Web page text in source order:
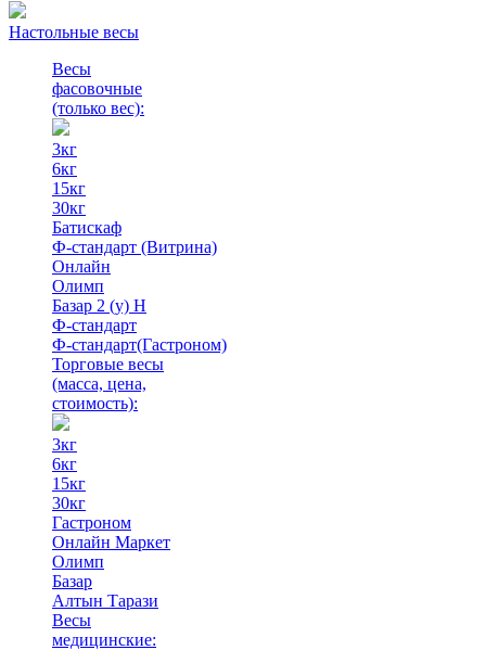
Настольные весы
Весы
фасовочные
(только вес):
3кг
6кг
15кг
30кг
Батискаф
Ф-стандарт (Витрина)
Онлайн
Олимп
Базар 2 (у) Н
Ф-стандарт
Ф-стандарт(Гастроном)
Торговые весы
(масса, цена,
стоимость):
3кг
6кг
15кг
30кг
Гастроном
Онлайн Маркет
Олимп
Базар
Алтын Тарази
Весы
медицинские: